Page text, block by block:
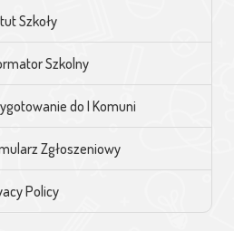
Szkoły
Szkolny
do I Komuni
Zgłoszeniowy
Policy